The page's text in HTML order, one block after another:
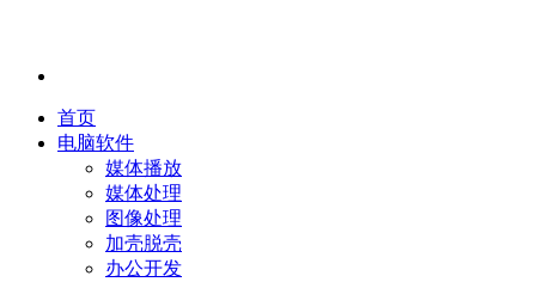
首页
电脑软件
媒体播放
媒体处理
图像处理
加壳脱壳
办公开发